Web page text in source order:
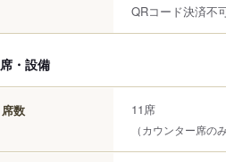
QRコード決済不
席・設備
席数 11席
（カウンター席のみ